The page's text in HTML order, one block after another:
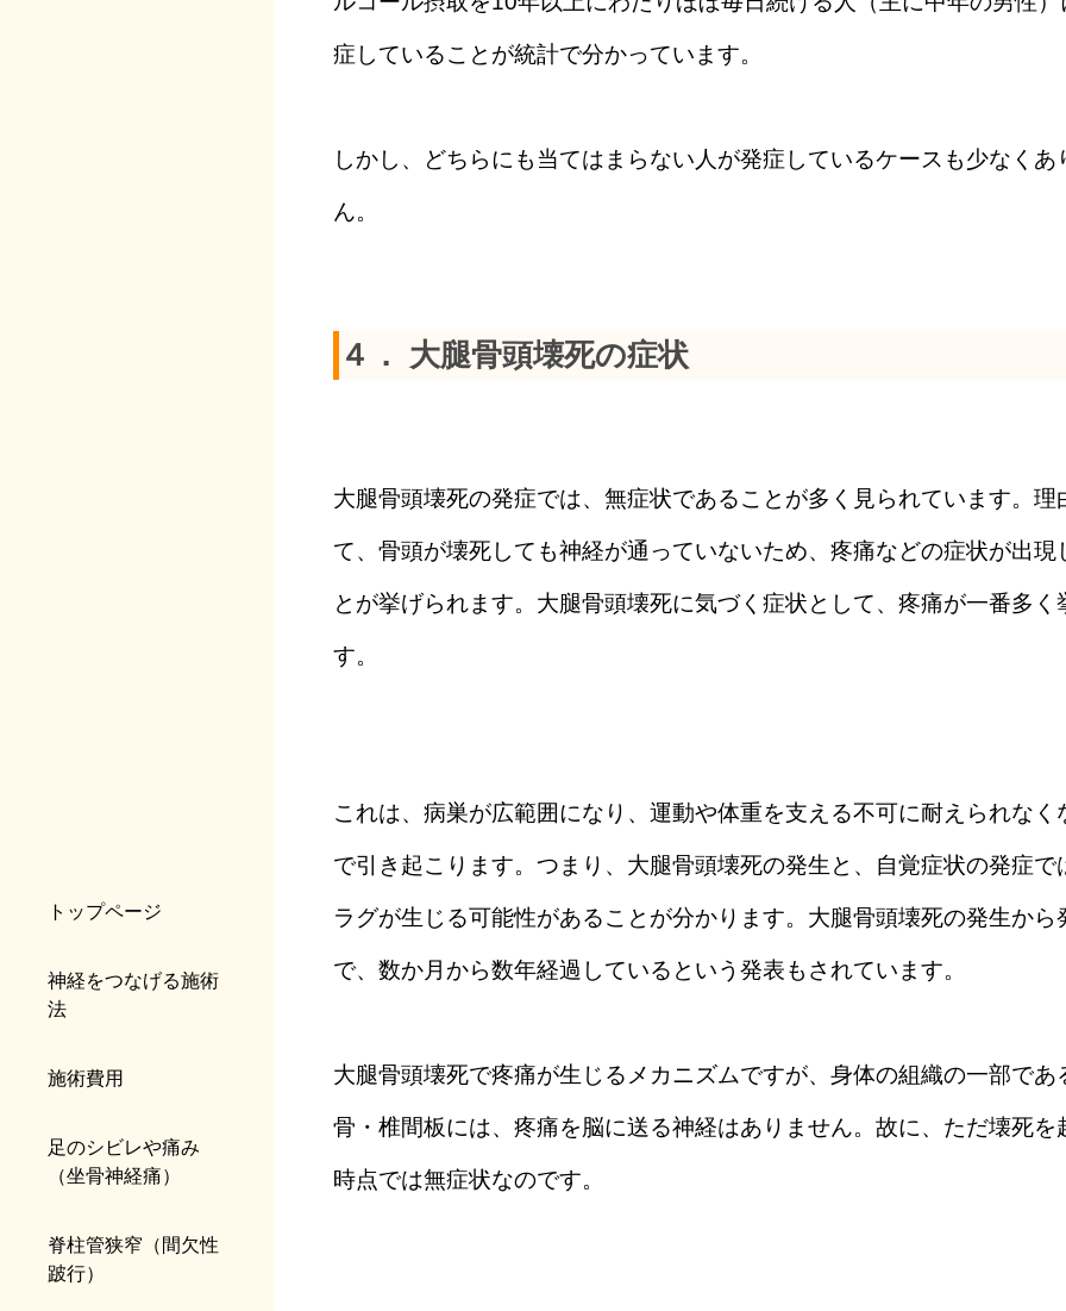
トップページ
神経をつなげる施術
法
施術費用
足のシビレや痛み
（坐骨神経痛）
脊柱管狭窄（間欠性
跛行）
症していることが統計で分かっています。
しかし、どちらにも当てはまらない人が発症しているケースも少なくあ
ん。
４． 大腿骨頭壊死の症状
大腿骨頭壊死の発症では、無症状であることが多く見られています。理
て、骨頭が壊死しても神経が通っていないため、疼痛などの症状が出現
とが挙げられます。大腿骨頭壊死に気づく症状として、疼痛が一番多く
す。
これは、病巣が広範囲になり、運動や体重を支える不可に耐えられなく
で引き起こります。つまり、大腿骨頭壊死の発生と、自覚症状の発症で
ラグが生じる可能性があることが分かります。大腿骨頭壊死の発生から
で、数か月から数年経過しているという発表もされています。
大腿骨頭壊死で疼痛が生じるメカニズムですが、身体の組織の一部であ
骨・椎間板には、疼痛を脳に送る神経はありません。故に、ただ壊死を
時点では無症状なのです。